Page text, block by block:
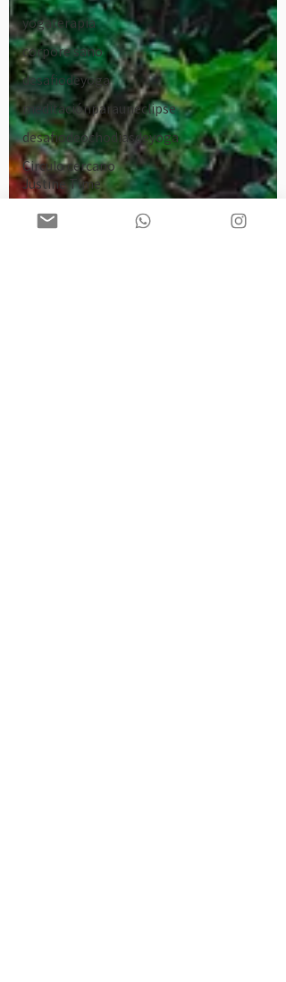
yogaterapia
corpore sano
desafiodeyoga
meditaciónparauneclipse
desafiodeochodiasdeyoga
Circulo cercano
Justine Time
astrologia